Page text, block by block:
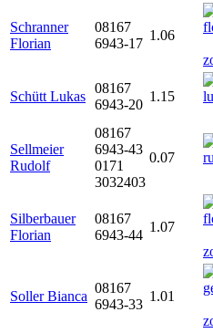
Schranner
Florian
08167
6943-17
1.06
Schütt Lukas
08167
6943-20
1.15
Sellmeier
Rudolf
08167
6943-43
0171
3032403
0.07
Silberbauer
Florian
08167
6943-44
1.07
Soller Bianca
08167
6943-33
1.01